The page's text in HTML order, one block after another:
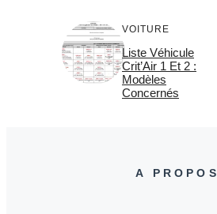
VOITURE
Liste Véhicule
Crit’Air 1 Et 2 :
Modèles
Concernés
A PROPOS